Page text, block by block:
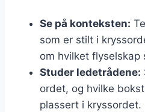
Se på konteksten:
som er stilt i
om hvilket flyselskap
Studer ledetrådene:
ordet, og hvilke
plassert i kryssordet.